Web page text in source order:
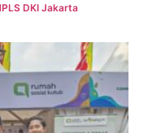
DKI Jakarta